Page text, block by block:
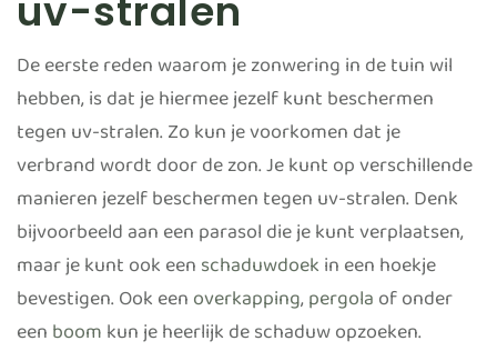
uv-stralen
De eerste reden waarom je zonwering in de tuin wil
hebben, is dat je hiermee jezelf kunt beschermen
tegen uv-stralen. Zo kun je voorkomen dat je
verbrand wordt door de zon. Je kunt op verschillende
manieren jezelf beschermen tegen uv-stralen. Denk
bijvoorbeeld aan een parasol die je kunt verplaatsen,
maar je kunt ook eenschaduwdoekin een hoekje
bevestigen. Ook eenoverkapping,pergolaof onder
eenboomkun je heerlijk de schaduw opzoeken.